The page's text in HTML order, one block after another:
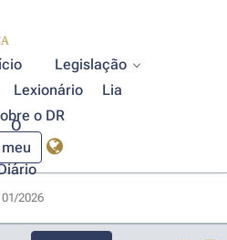
Legislação
Lexionário
Lia
o DR
O
meu
2026